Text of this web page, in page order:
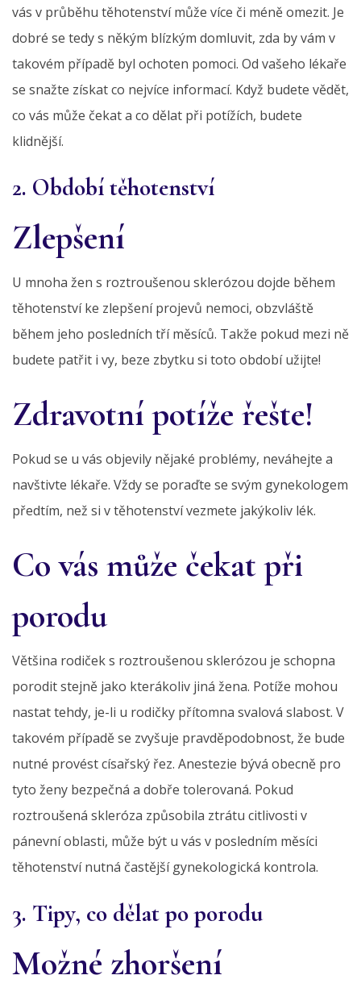
vás v průběhu těhotenství může více či méně omezit. Je
dobré se tedy s někým blízkým domluvit, zda by vám v
takovém případě byl ochoten pomoci. Od vašeho lékaře
se snažte získat co nejvíce informací. Když budete vědět,
co vás může čekat a co dělat při potížích, budete
klidnější.
2. Období těhotenství
Zlepšení
U mnoha žen s roztroušenou sklerózou dojde během
těhotenství ke zlepšení projevů nemoci, obzvláště
během jeho posledních tří měsíců. Takže pokud mezi ně
budete patřit i vy, beze zbytku si toto období užijte!
Zdravotní potíže řešte!
Pokud se u vás objevily nějaké problémy, neváhejte a
navštivte lékaře. Vždy se poraďte se svým gynekologem
předtím, než si v těhotenství vezmete jakýkoliv lék.
Co vás může čekat při
porodu
Většina rodiček s roztroušenou sklerózou je schopna
porodit stejně jako kterákoliv jiná žena. Potíže mohou
nastat tehdy, je-li u rodičky přítomna svalová slabost. V
takovém případě se zvyšuje pravděpodobnost, že bude
nutné provést císařský řez. Anestezie bývá obecně pro
tyto ženy bezpečná a dobře tolerovaná. Pokud
roztroušená skleróza způsobila ztrátu citlivosti v
pánevní oblasti, může být u vás v posledním měsíci
těhotenství nutná častější gynekologická kontrola.
3. Tipy, co dělat po porodu
Možné zhoršení